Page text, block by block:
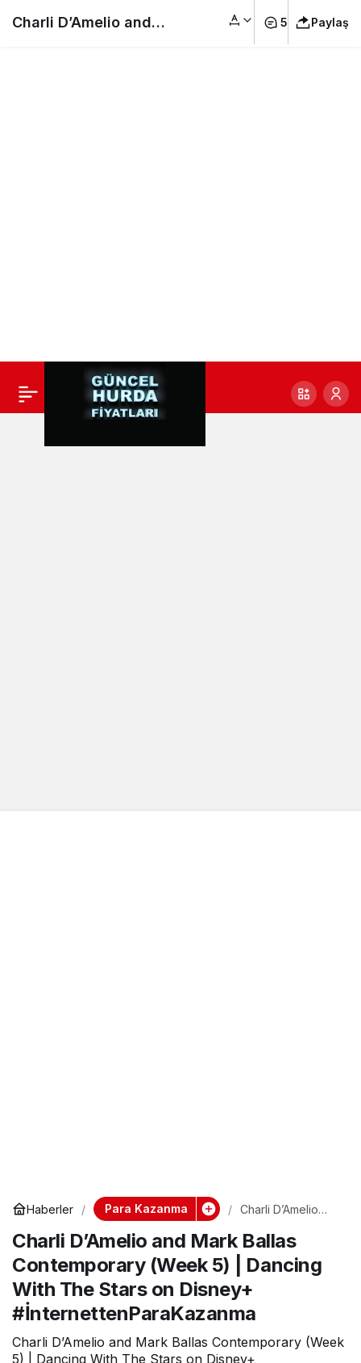
Haberler Para Kazanma
Charli D’Amelio
Contemporary
(Week 5) |
Dancing With The
Stars on Disney+
#İnternettenParaK
Charli D’Amelio and Mark Ballas
Contemporary (Week 5) | Dancing
With The Stars on Disney+
#İnternettenParaKazanma
Charli D’Amelio and Mark Ballas Contemporary (Week
5) | Dancing With The Stars on Disney+
Charli D’Amelio and 5 Paylaş